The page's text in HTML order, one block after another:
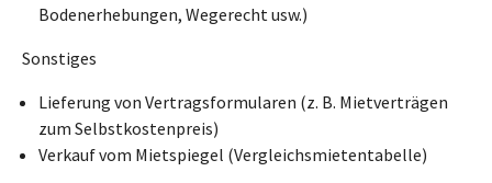
Bodenerhebungen, Wegerecht usw.)
Sonstiges
Lieferung von Vertragsformularen (z. B. Mietverträgen
zum Selbstkostenpreis)
Verkauf vom Mietspiegel (Vergleichsmietentabelle)